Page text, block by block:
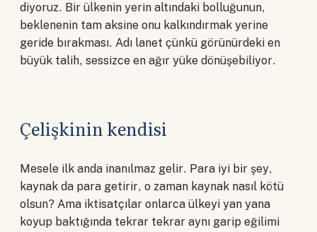
diyoruz. Bir ülkenin yerin altındaki bolluğunun,
beklenenin tam aksine onu kalkındırmak yerine
geride bırakması. Adı lanet çünkü görünürdeki en
büyük talih, sessizce en ağır yüke dönüşebiliyor.
Çelişkinin kendisi
Mesele ilk anda inanılmaz gelir. Para iyi bir şey,
kaynak da para getirir, o zaman kaynak nasıl kötü
olsun? Ama iktisatçılar onlarca ülkeyi yan yana
koyup baktığında tekrar tekrar aynı garip eğilimi